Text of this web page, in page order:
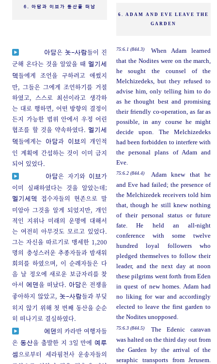
6. 아담과 이브가 동산을 떠남
6. ADAM AND EVE LEAVE THE
GARDEN
아담은놋-사람들이 진
군해 온다는 것을 알았을 때 멜기세
덱들에게 조언을 구하려고 애썼지
만, 그들은 그에게 조언하기를 거절
하였고, 스스로 최선이라고 생각하
는 대로 행하면, 어떤 방향의 결정이
든지 가능한 범위 안에서 우정 어린
협조를 할 것을 약속하였다. 멜기세
덱들에게는 아담과 이브의 개인적
인 계획에 간섭하는 것이 이미 금지
되어 있었다.
75:6.1 (844.3)
When Adam learned
that the Nodites were on the march,
he sought the counsel of the
Melchizedeks, but they refused to
advise him, only telling him to do
as he thought best and promising
their friendly co-operation, as far as
possible, in any course he might
decide upon. The Melchizedeks
had been forbidden to interfere with
the personal plans of Adam and
Eve.
아담은 자기와 이브가
이미 실패하였다는 것을 알았는데;
멜기세덱
접수자들의 현존으로 말
미암아 그것을 알게 되었지만, 개인
적인 지위나 미래의 운명에 대해서
는 여전히 아무것도 모르고 있었다.
그는 자신을 따르기로 맹세한 1,200
명의 충성스러운 추종자들과 밤새워
회의를 하였으며, 이 순례자들은 다
음 날 정오에 새로운 보금자리를 찾
아서
에덴을 떠났다. 아담은 전쟁을
좋아하지 않았고, 놋-사람들과 부딪
히지 않기 위해 첫 번째 동산을 순순
히 떠나기로 결심하였다.
75:6.2 (844.4)
Adam knew that he
and Eve had failed; the presence of
the Melchizedek receivers told him
that, though he still knew nothing
of their personal status or future
fate. He held an all-night
conference with some twelve
hundred loyal followers who
pledged themselves to follow their
leader, and the next day at noon
these pilgrims went forth from Eden
in quest of new homes. Adam had
no liking for war and accordingly
elected to leave the first garden to
the Nodites unopposed.
에덴의 카라반 여행자들
은동산을 출발한 지 3일 만에 예루
셈으로부터 세라핌천사 운송자들의
75:6.3 (844.5)
The Edenic caravan
was halted on the third day out from
the Garden by the arrival of the
seraphic transports from Jerusem.